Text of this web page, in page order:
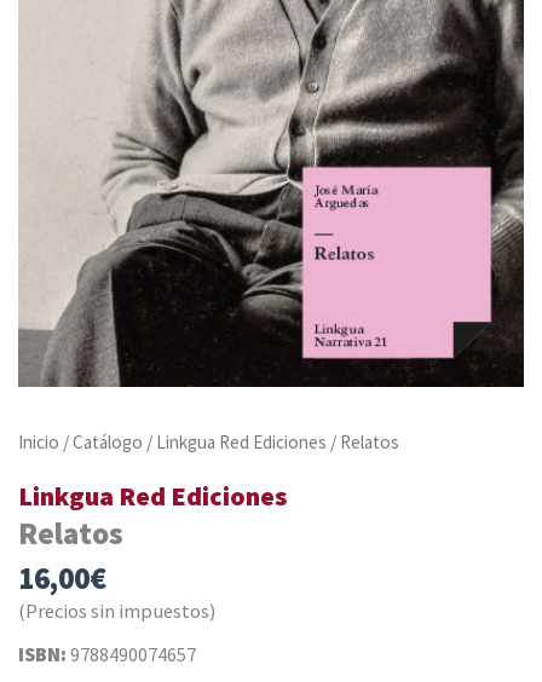
Inicio /Catálogo / Linkgua Red Ediciones / Relatos
Linkgua Red Ediciones
Relatos
16,00€
(Precios sin impuestos)
ISBN: 9788490074657